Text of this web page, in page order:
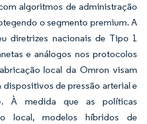
algoritmos de administração
o segmento premium. A
diretrizes nacionais de Tipo 1
e análogos nos protocolos
local da Omron visam
de pressão arterial e
À medida que as políticas
local, modelos híbridos de